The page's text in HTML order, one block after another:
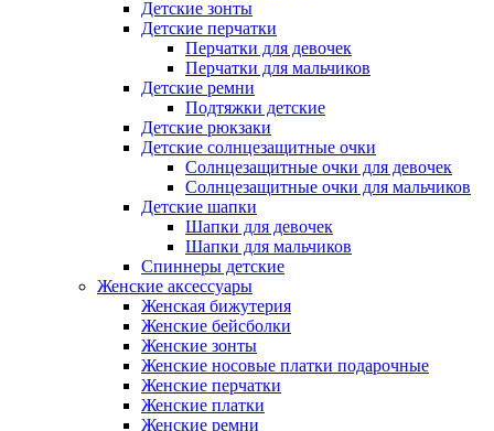
Детские зонты
Детские перчатки
Перчатки для девочек
Перчатки для мальчиков
Детские ремни
Подтяжки детские
Детские рюкзаки
Детские солнцезащитные очки
Солнцезащитные очки для девочек
Солнцезащитные очки для мальчиков
Детские шапки
Шапки для девочек
Шапки для мальчиков
Спиннеры детские
Женские аксессуары
Женская бижутерия
Женские бейсболки
Женские зонты
Женские носовые платки подарочные
Женские перчатки
Женские платки
Женские ремни